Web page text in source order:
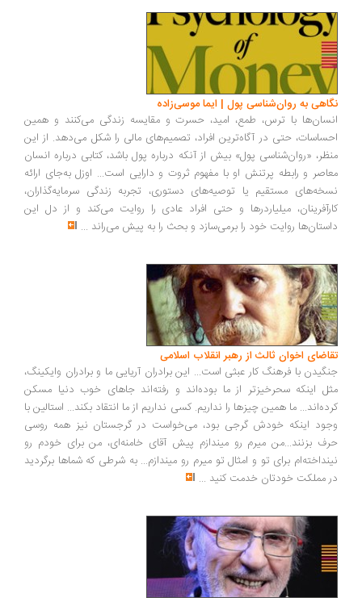
به روان‌شناسی پول | ایما موسی‌زاده
با ترس، طمع، امید، حسرت و مقایسه زندگی می‌کنند و همین
حتی در آگاه‌ترین افراد، تصمیم‌های مالی را شکل می‌دهد. از این
«روان‌شناسی پول» بیش از آنکه درباره پول باشد، کتابی درباره انسان
و رابطه پرتنش او با مفهوم ثروت و دارایی است... اوزل به‌جای ارائه
مستقیم یا توصیه‌های دستوری، تجربه زندگی سرمایه‌گذاران،
میلیاردرها و حتی افراد عادی را روایت می‌کند و از دل این
روایت خود را برمی‌سازد و بحث را به پیش می‌راند ...
اخوان ثالث از رهبر انقلاب اسلامی
با فرهنگ کار عبثی است... این برادران آریایی ما و برادران وایکینگ،
اینکه سحرخیزتر از ما بوده‌اند و رفته‌اند جاهای خوب دنیا مسکن
ما همین چیزها را نداریم. کسی نداریم از ما انتقاد بکند... استالین با
اینکه خودش گرجی بود، می‌خواست در گرجستان نیز همه روسی
بزنند...من میرم رو میندازم پیش آقای خامنه‌ای، من برای خودم رو
برای تو و امثال تو میرم رو میندازم... به شرطی که شماها برگردید
مملکت خودتان خدمت کنید...